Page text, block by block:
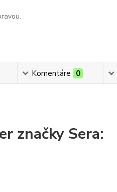
Komentáre 0
značky Sera: